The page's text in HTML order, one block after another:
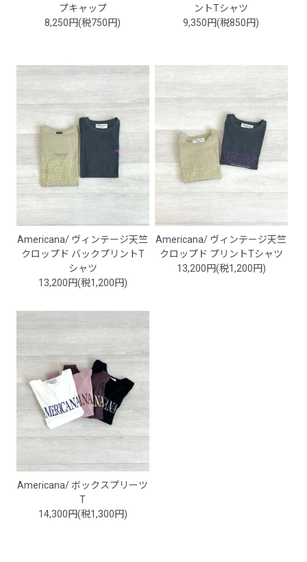
プキャップ
8,250円(税750円)
ントTシャツ
9,350円(税850円)
Americana/ ヴィンテージ天竺
クロップド バックプリントT
シャツ
13,200円(税1,200円)
Americana/ ヴィンテージ天竺
クロップド プリントTシャツ
13,200円(税1,200円)
Americana/ ボックスプリーツ
T
14,300円(税1,300円)